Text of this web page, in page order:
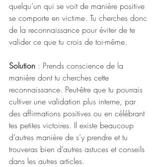
quelqu’un qui se voit de manière positive
se comporte en victime. Tu cherches donc
de la reconnaissance pour éviter de te
valider ce que tu crois de toi-même.
Solution : Prends conscience de la
manière dont tu cherches cette
reconnaissance. Peut-être que tu pourrais
cultiver une validation plus interne, par
des affirmations positives ou en célébrant
tes petites victoires. Il existe beaucoup
d’autres manière de s’y prendre et tu
trouveras bien d’autres astuces et conseils
dans les autres articles.